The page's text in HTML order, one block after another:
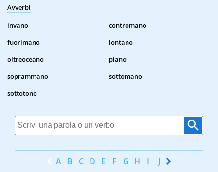
Avverbi
invano
contromano
fuorimano
lontano
oltreoceano
piano
soprammano
sottomano
sottotono
A B C D E F G H I J K